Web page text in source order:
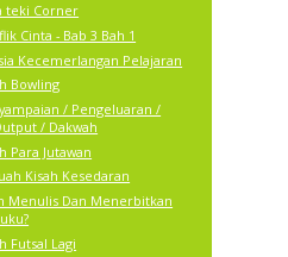
teki Corner
Cinta - Bab 3 Bah 1
Kecemerlangan Pelajaran
Bowling
/ Pengeluaran /
/ Dakwah
Para Jutawan
Kisah Kesedaran
Menulis Dan Menerbitkan
Futsal Lagi